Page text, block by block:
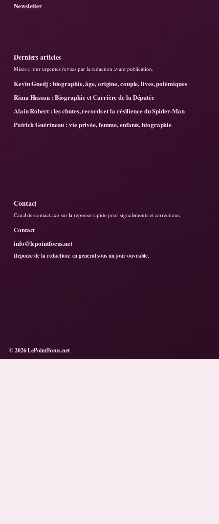
Newsletter
Derniers articles
Mises a jour urgentes revues par la redaction avant publication.
Kevin Guedj : biographie, âge, origine, couple, lives, polémiques
Rima Hassan : Biographie et Carrière de la Députée
Alain Robert : les chutes, records et la résilience du Spider-Man
Patrick Guérineau : vie privée, femme, enfants, biographie
Contact
Canal de contact axe sur la reponse rapide pour signalements et corrections.
Contact
info@lepointfocus.net
Reponse de la redaction: en general sous un jour ouvrable.
© 2026 LePointFocus.net